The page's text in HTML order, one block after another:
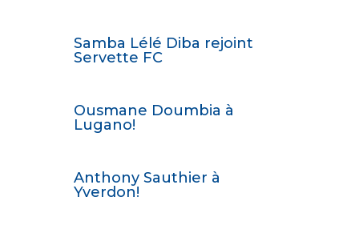
Samba Lélé Diba rejoint
Servette FC
Ousmane Doumbia à
Lugano!
Anthony Sauthier à
Yverdon!